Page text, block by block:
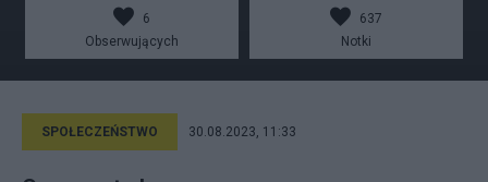
6
Obserwujących
637
Notki
SPOŁECZEŃSTWO 30.08.2023, 11:33